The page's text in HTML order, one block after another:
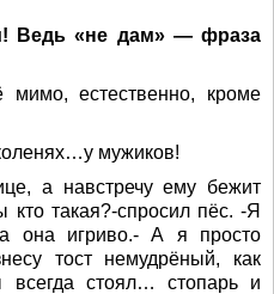
Ведь «не дам» — фраза
мимо, естественно, кроме
мужиков!
а навстречу ему бежит
такая?-спросил пёс. -Я
она игриво.- А я просто
тост немудрёный, как
всегда стоял… стопарь и